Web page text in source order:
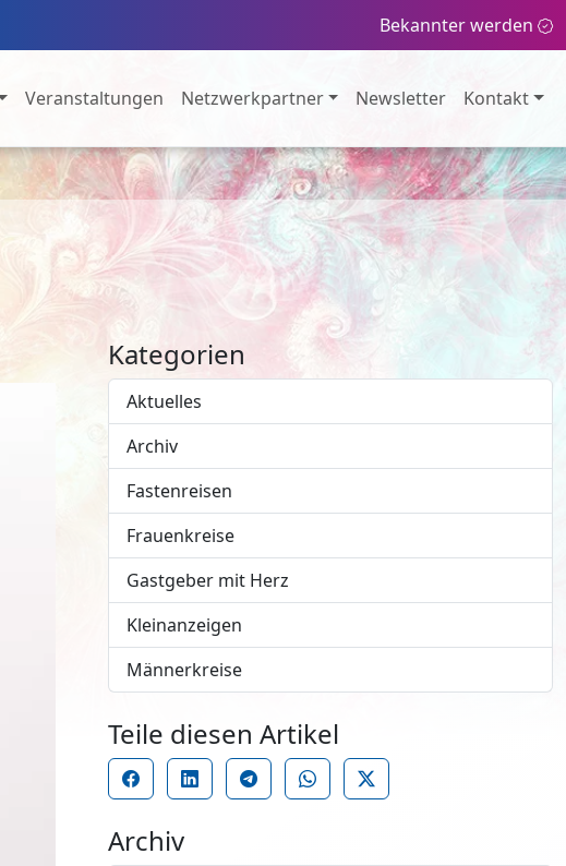
Bekannter werden
Veranstaltungen Netzwerkpartner Newsletter Kontakt
Kategorien
Aktuelles
Archiv
Fastenreisen
Frauenkreise
Gastgeber mit Herz
Kleinanzeigen
Männerkreise
Teile diesen Artikel
Archiv